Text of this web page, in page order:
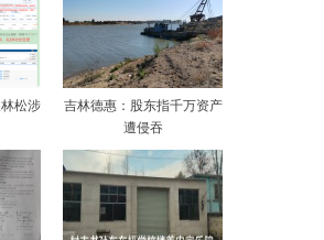
松涉
吉林德惠：股东指千万资产
遭侵吞